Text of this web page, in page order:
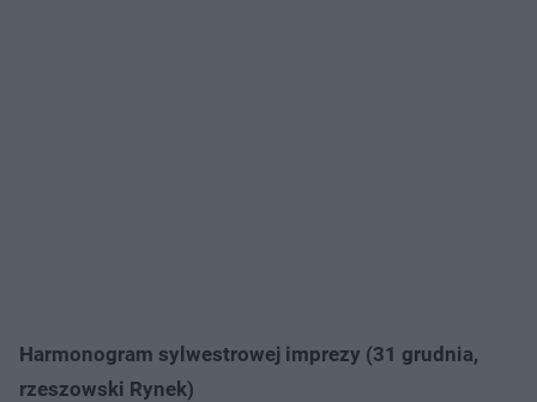
Harmonogram sylwestrowej imprezy (31 grudnia,
rzeszowski Rynek)